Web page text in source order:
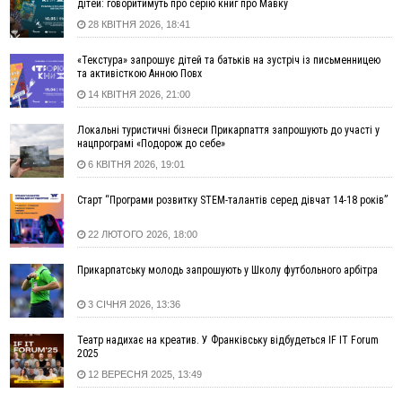
17:45
Сили оборони уразила Ярославський НПЗ та кораблі
берегової охорони фсб у Керчі
далеко за межами Коломиї
16:42
Поблизу Франківська п'яний на Chevrolet втікав від поліції
16:27
На Прикарпатті триває декларування вогнепальної зброї:
уже зареєстровано 282 одиниці
15:58
Понад 9 тис. прикарпатських вступників отримали
рекомендації до зарахування на бакалаврат у ВНЗ
15:28
Кілька вулиць у Долині тимчасово залишаться без газу
15:02
14:35
Не знає англійську на достатньому рівні. Франківець Лев
кримінального суду
14:14
У Ворохті проведуть Кубок ФЛСУ зі стрибків на лижах,
пам'яті оборонця Богдана Бухонка
13:30
ФОТО На Калущині розшукали чоловіка, який три дні
блукав у лісі
13:14
Боднар розповів про реакцію влади Польщі на атаки на
дітей: говоритимуть про серію книг про Мавку
28 КВІТНЯ 2026, 18:41
«Текстура» запрошує дітей та батьків на зустріч із письменницею
та активісткою Анною Повх
14 КВІТНЯ 2026, 21:00
Локальні туристичні бізнеси Прикарпаття запрошують до участі у
нацпрограмі «Подорож до себе»
6 КВІТНЯ 2026, 19:01
Старт “Програми розвитку STEM-талантів серед дівчат 14-18 років”
22 ЛЮТОГО 2026, 18:00
Прикарпатську молодь запрошують у Школу футбольного арбітра
3 СІЧНЯ 2026, 13:36
Театр надихає на креатив. У Франківську відбудеться IF IT Forum
2025
12 ВЕРЕСНЯ 2025, 13:49